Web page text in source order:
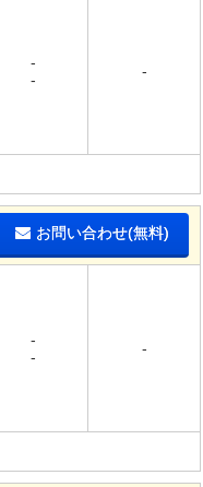
-
-
-
お問い合わせ(無料)
-
-
-